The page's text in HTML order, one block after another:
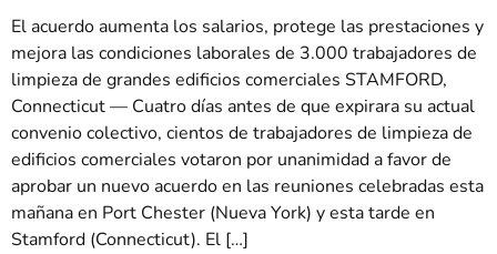
El acuerdo aumenta los salarios, protege las prestaciones y
mejora las condiciones laborales de 3.000 trabajadores de
limpieza de grandes edificios comerciales STAMFORD,
Connecticut — Cuatro días antes de que expirara su actual
convenio colectivo, cientos de trabajadores de limpieza de
edificios comerciales votaron por unanimidad a favor de
aprobar un nuevo acuerdo en las reuniones celebradas esta
mañana en Port Chester (Nueva York) y esta tarde en
Stamford (Connecticut). El […]